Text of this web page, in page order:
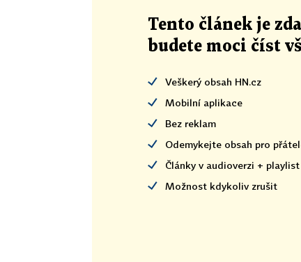
Tento článek je
budete moci číst
Veškerý obsah HN.cz
Mobilní aplikace
Bez reklam
Odemykejte obsah pro
Články v audioverzi + playlist
Možnost kdykoliv zrušit